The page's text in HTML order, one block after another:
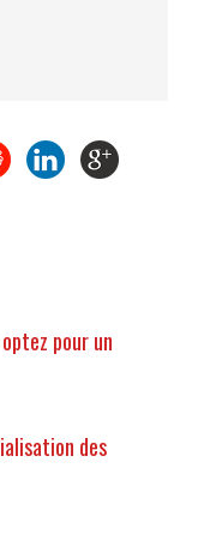
pour un
des